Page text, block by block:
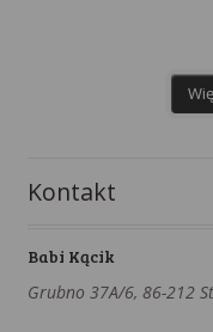
Kontakt
Babi Kącik
Grubno 37A/6, 86-212